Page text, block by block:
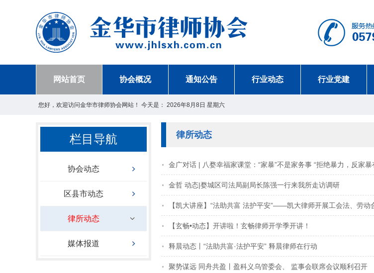
网站首页 协会概况 通知公告 行业动态 行业党建
您好，欢迎访问金华市律师协会网站！ 今天是： 2026年8月8日 星期六
栏目导航
协会动态
区县市动态
律所动态
媒体报道
律所动态
金广对话 | 八婺幸福家课堂：“家暴”不是家务事 “拒绝暴力，反家暴
金哲 动态|婺城区司法局副局长陈强一行来我所走访调研
【凯大讲座】“法助共富 法护平安”——凯大律师开展工会法、劳动
【玄畅•动态】开讲啦！玄畅律师开学季开讲！
释晨动态丨“法助共富·法护平安” 释晨律师在行动
聚势谋远 同舟共盈丨盈科义乌管委会、 监事会联席会议顺利召开